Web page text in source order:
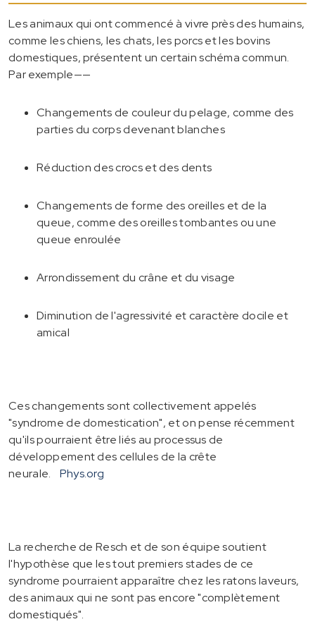
Les animaux qui ont commencé à vivre près des humains,
comme les chiens, les chats, les porcs et les bovins
domestiques, présentent un certain schéma commun.
Par exemple——
Changements de couleur du pelage, comme des
parties du corps devenant blanches
Réduction des crocs et des dents
Changements de forme des oreilles et de la
queue, comme des oreilles tombantes ou une
queue enroulée
Arrondissement du crâne et du visage
Diminution de l'agressivité et caractère docile et
amical
Ces changements sont collectivement appelés
"syndrome de domestication", et on pense récemment
qu'ils pourraient être liés au processus de
développement des cellules de la crête
neurale.
Phys.org
La recherche de Resch et de son équipe soutient
l'hypothèse que les tout premiers stades de ce
syndrome pourraient apparaître chez les ratons laveurs,
des animaux qui ne sont pas encore "complètement
domestiqués".